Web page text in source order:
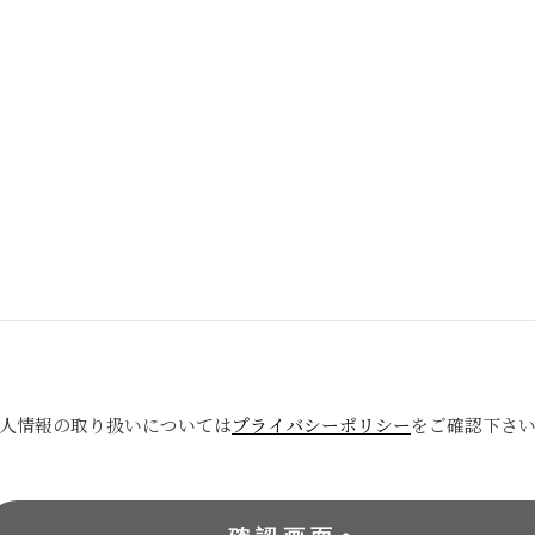
情報の取り扱いについてはプライバシーポリシーをご確認下さい